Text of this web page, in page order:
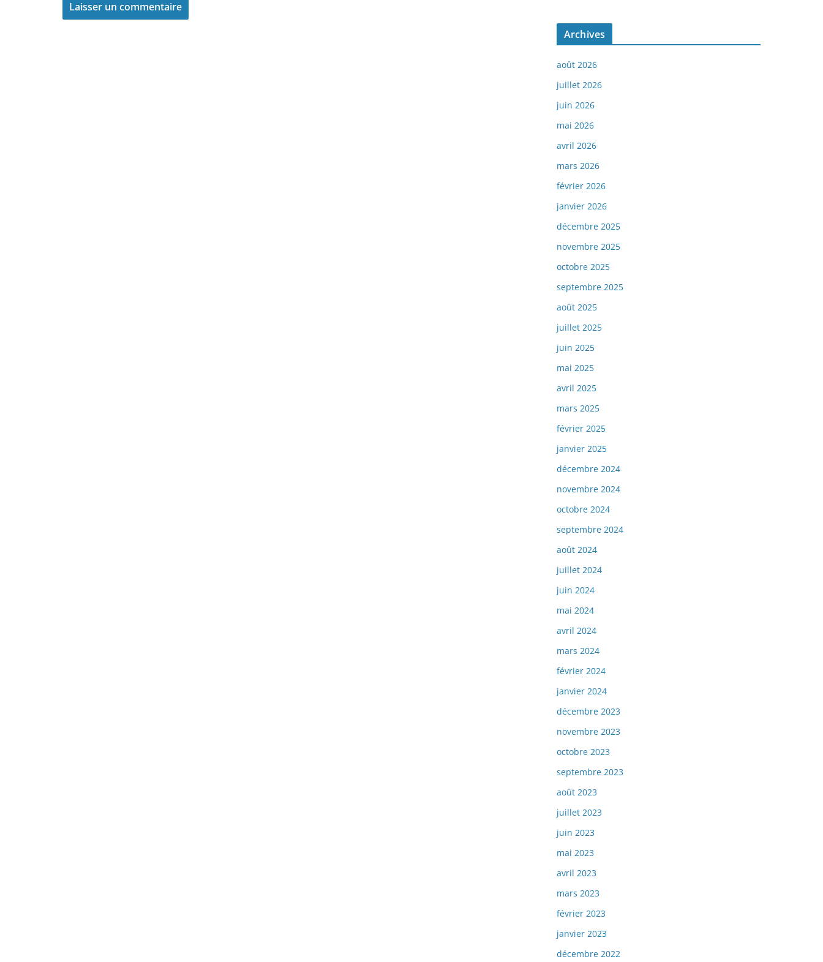
Archives
août 2026
juillet 2026
juin 2026
mai 2026
avril 2026
mars 2026
février 2026
janvier 2026
décembre 2025
novembre 2025
octobre 2025
septembre 2025
août 2025
juillet 2025
juin 2025
mai 2025
avril 2025
mars 2025
février 2025
janvier 2025
décembre 2024
novembre 2024
octobre 2024
septembre 2024
août 2024
juillet 2024
juin 2024
mai 2024
avril 2024
mars 2024
février 2024
janvier 2024
décembre 2023
novembre 2023
octobre 2023
septembre 2023
août 2023
juillet 2023
juin 2023
mai 2023
avril 2023
mars 2023
février 2023
janvier 2023
décembre 2022